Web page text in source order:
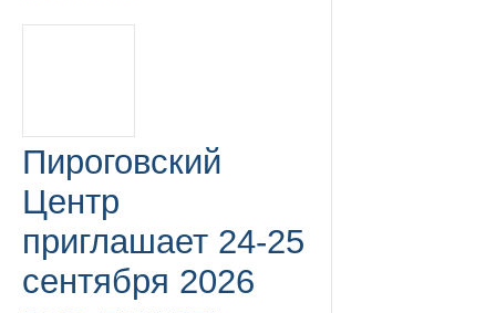
Пироговский
Центр
приглашает 24-25
сентября 2026